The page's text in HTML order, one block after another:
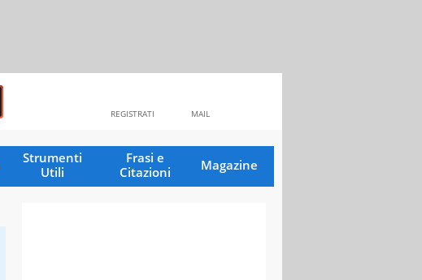
MAIL
REGISTRATI
Strumenti
Utili
Frasi e
Citazioni
Magazine